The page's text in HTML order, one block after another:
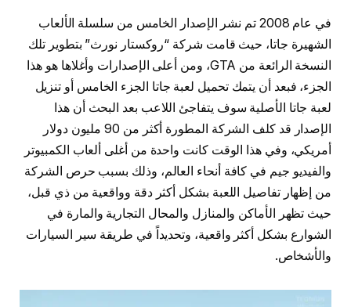
في عام 2008 تم نشر الإصدار الخامس من سلسلة الألعاب
الشهيرة جاتا، حيث قامت شركة “روكستار نورث” بتطوير تلك
النسخة الرائعة من GTA، ومن أعلى الإصدارات وأغلاها هو هذا
الجزء، فبعد أن يتمك تحميل لعبة جاتا الجزء الخامس أو تنزيل
لعبة جاتا الأصلية سوف يتفاجئ اللاعب بعد البحث أن هذا
الإصدار قد كلف الشركة المطورة أكثر من 90 مليون دولار
أمريكي، وفي هذا الوقت كانت واحدة من أغلى ألعاب الكمبيوتر
والفيديو جيم في كافة أنحاء العالم، وذلك بسبب حرص الشركة
من إظهار تفاصيل اللعبة بشكل أكثر دقة وواقعية من ذي قبل،
حيث تظهر الأماكن والمنازل والمحال التجارية والمارة في
الشوارع بشكل أكثر واقعية، وتحديداً في طريقة سير السيارات
والأشخاص.